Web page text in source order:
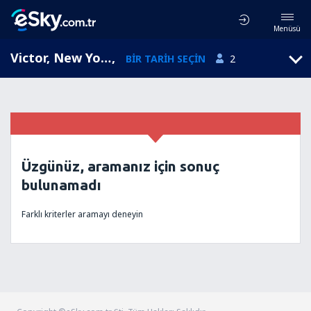
Menüsü
Victor, New York, Amerika Birleşik Devletleri, BIR TARIH SEÇIN 2
Üzgünüz, aramanız için sonuç
bulunamadı
Farklı kriterler aramayı deneyin